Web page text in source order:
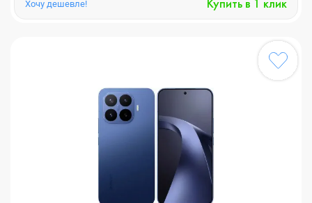
Хочу дешевле!